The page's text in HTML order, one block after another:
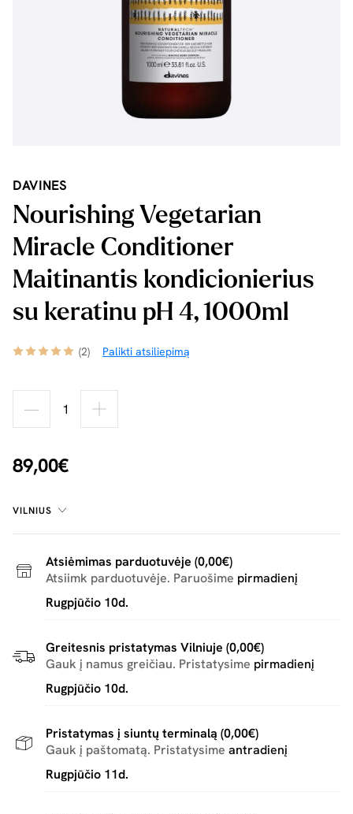
DAVINES
Nourishing Vegetarian
Miracle Conditioner
Maitinantis kondicionierius
su keratinu pH 4, 1000ml
(2) Palikti atsiliepimą
89,00€
VILNIUS
Atsiėmimas parduotuvėje (0,00€)
Atsiimk parduotuvėje. Paruošime pirmadienį
Rugpjūčio 10d.
Greitesnis pristatymas Vilniuje (0,00€)
Gauk į namus greičiau. Pristatysime pirmadienį
Rugpjūčio 10d.
Pristatymas į siuntų terminalą (0,00€)
Gauk į paštomatą. Pristatysime antradienį
Rugpjūčio 11d.